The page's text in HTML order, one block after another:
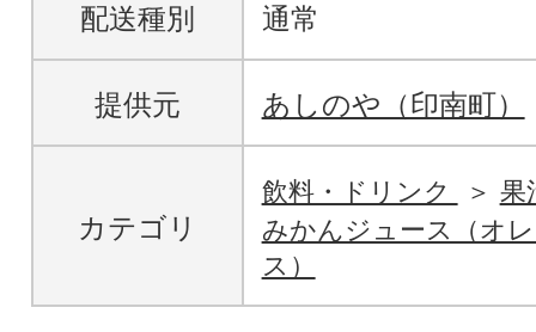
配送種別 通常
提供元 あしのや（印南町）
カテゴリ
飲料・ドリンク
果
みかんジュース（オ
ス）